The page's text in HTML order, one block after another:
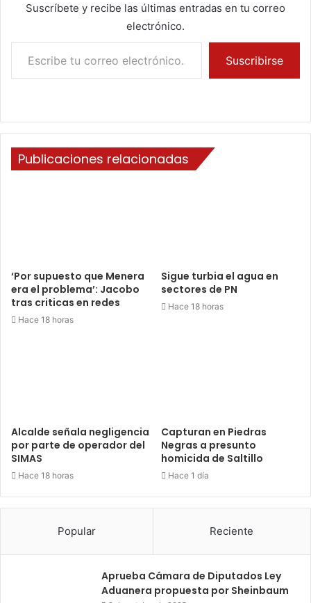
Suscríbete y recibe las últimas entradas en tu correo
electrónico.
Escribe tu correo electrónico…
Suscribirse
Publicaciones relacionadas
‘Por supuesto que Menera
era el problema’: Jacobo
tras criticas en redes
Hace 18 horas
Sigue turbia el agua en
sectores de PN
Hace 18 horas
Alcalde señala negligencia
por parte de operador del
SIMAS
Hace 18 horas
Capturan en Piedras
Negras a presunto
homicida de Saltillo
Hace 1 día
Popular Reciente
Aprueba Cámara de Diputados Ley
Aduanera propuesta por Sheinbaum